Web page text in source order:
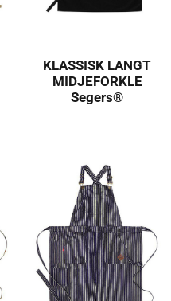
KLASSISK LANGT
MIDJEFORKLE
Segers®